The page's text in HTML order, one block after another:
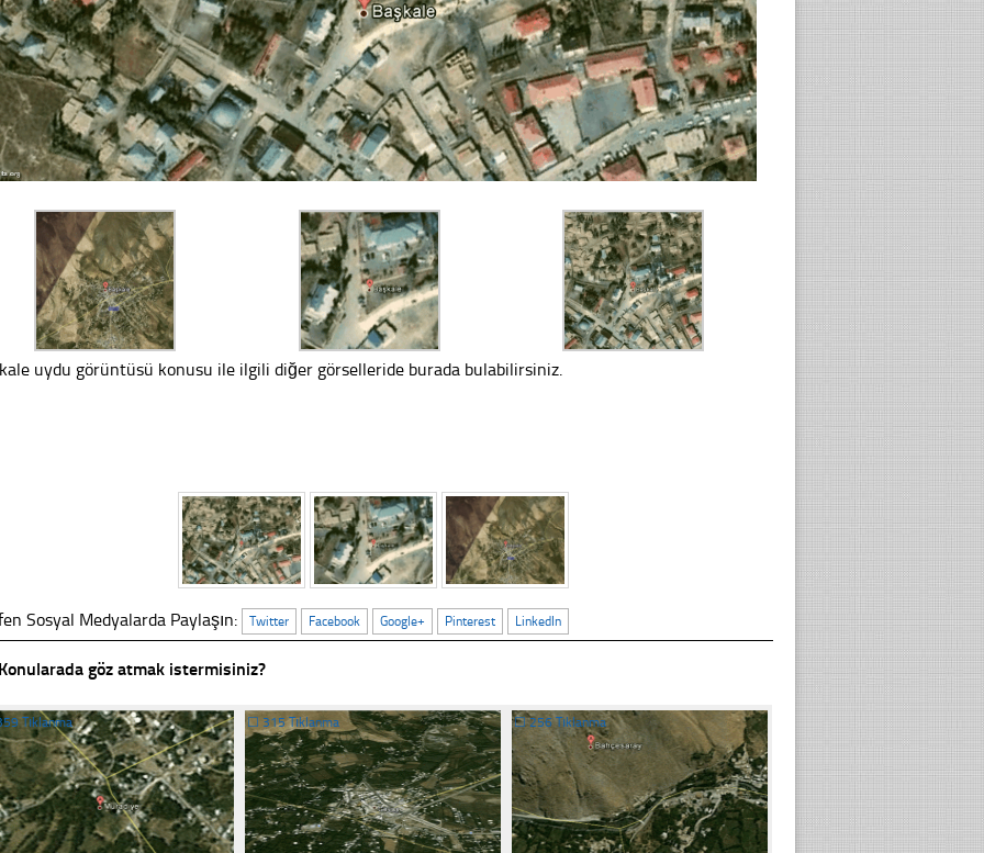
uydu görüntüsü konusu ile ilgili diğer görselleride burada bulabilirsiniz.
Sosyal Medyalarda Paylaşın: Twitter Facebook Google+ Pinterest LinkedIn
göz atmak istermisiniz?
Tıklanma ☐ 315 Tıklanma ☐256 Tıklanma